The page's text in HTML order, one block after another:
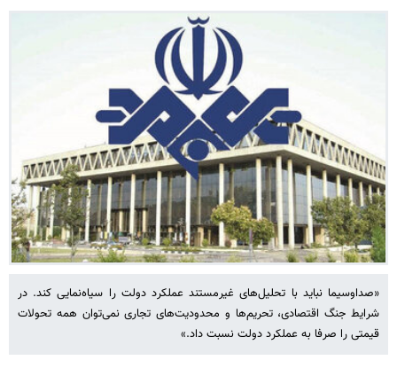
«صداوسیما نباید با تحلیل‌های غیرمستند عملکرد دولت را سیاه‌نمایی کند. در
شرایط جنگ اقتصادی، تحریم‌ها و محدودیت‌های تجاری نمی‌توان همه تحولات
قیمتی را صرفا به عملکرد دولت نسبت داد.»